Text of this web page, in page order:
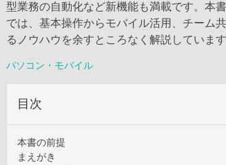
型業務の自動化など新機能も満載です。本
では、基本操作からモバイル活用、チーム
るノウハウを余すところなく解説しています
パソコン・モバイル
目次
本書の前提
まえがき